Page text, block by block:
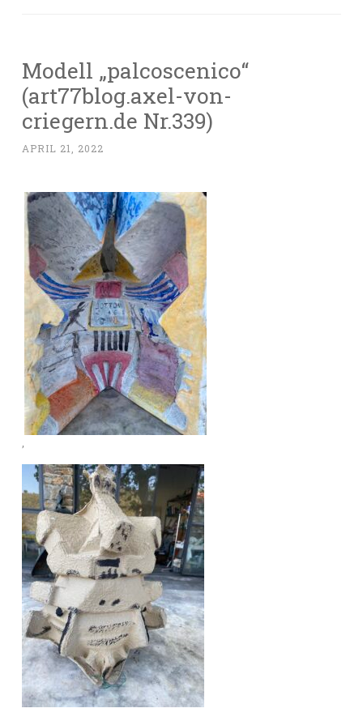
Modell „palcoscenico“
(art77blog.axel-von-
criegern.de Nr.339)
APRIL 21, 2022
,